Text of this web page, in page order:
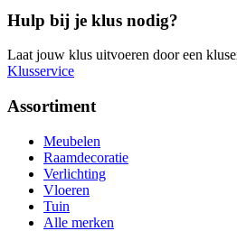
Hulp bij je klus nodig?
Laat jouw klus uitvoeren door een
Klusservice
Assortiment
Meubelen
Raamdecoratie
Verlichting
Vloeren
Tuin
Alle merken